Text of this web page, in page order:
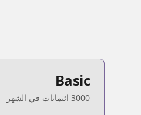
Basic
3000 ائتمانات في الشهر